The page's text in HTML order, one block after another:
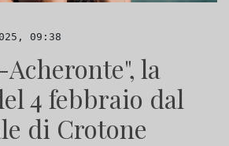
09:38
la
4 febbraio dal
di Crotone